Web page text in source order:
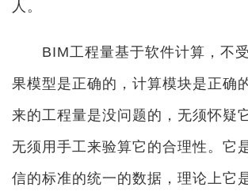
人。
BIM工程量基于软件计算，不受
果模型是正确的，计算模块是正确
来的工程量是没问题的，无须怀疑
无须用手工来验算它的合理性。它
信的标准的统一的数据，理论上它